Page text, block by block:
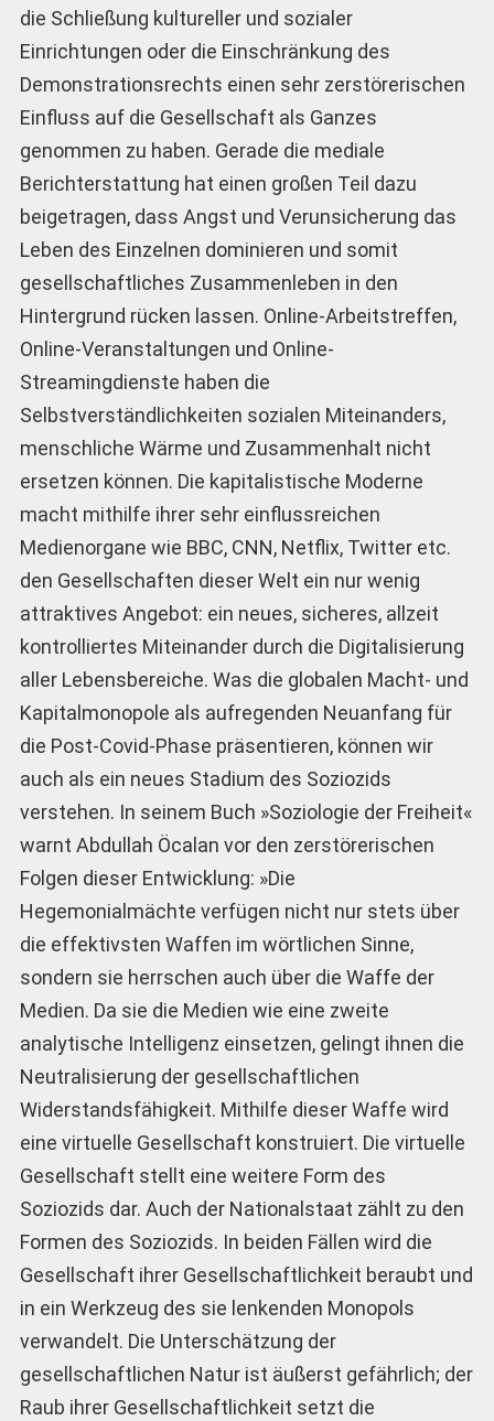
die Schließung kultureller und sozialer
Einrichtungen oder die Einschränkung des
Demonstrationsrechts einen sehr zerstörerischen
Einfluss auf die Gesellschaft als Ganzes
genommen zu haben. Gerade die mediale
Berichterstattung hat einen großen Teil dazu
beigetragen, dass Angst und Verunsicherung das
Leben des Einzelnen dominieren und somit
gesellschaftliches Zusammenleben in den
Hintergrund rücken lassen. Online-Arbeitstreffen,
Online-Veranstaltungen und Online-
Streamingdienste haben die
Selbstverständlichkeiten sozialen Miteinanders,
menschliche Wärme und Zusammenhalt nicht
ersetzen können. Die kapitalistische Moderne
macht mithilfe ihrer sehr einflussreichen
Medienorgane wie BBC, CNN, Netflix, Twitter etc.
den Gesellschaften dieser Welt ein nur wenig
attraktives Angebot: ein neues, sicheres, allzeit
kontrolliertes Miteinander durch die Digitalisierung
aller Lebensbereiche. Was die globalen Macht- und
Kapitalmonopole als aufregenden Neuanfang für
die Post-Covid-Phase präsentieren, können wir
auch als ein neues Stadium des Soziozids
verstehen. In seinem Buch »Soziologie der Freiheit«
warnt Abdullah Öcalan vor den zerstörerischen
Folgen dieser Entwicklung: »Die
Hegemonialmächte verfügen nicht nur stets über
die effektivsten Waffen im wörtlichen Sinne,
sondern sie herrschen auch über die Waffe der
Medien. Da sie die Medien wie eine zweite
analytische Intelligenz einsetzen, gelingt ihnen die
Neutralisierung der gesellschaftlichen
Widerstandsfähigkeit. Mithilfe dieser Waffe wird
eine virtuelle Gesellschaft konstruiert. Die virtuelle
Gesellschaft stellt eine weitere Form des
Soziozids dar. Auch der Nationalstaat zählt zu den
Formen des Soziozids. In beiden Fällen wird die
Gesellschaft ihrer Gesellschaftlichkeit beraubt und
in ein Werkzeug des sie lenkenden Monopols
verwandelt. Die Unterschätzung der
gesellschaftlichen Natur ist äußerst gefährlich; der
Raub ihrer Gesellschaftlichkeit setzt die